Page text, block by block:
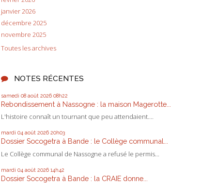
janvier 2026
décembre 2025
novembre 2025
Toutes les archives
NOTES RÉCENTES
samedi 08 août 2026 08h22
Rebondissement à Nassogne : la maison Magerotte...
L'histoire connaît un tournant que peu attendaient....
mardi 04 août 2026 20h03
Dossier Socogetra à Bande : le Collège communal...
Le Collège communal de Nassogne a refusé le permis...
mardi 04 août 2026 14h42
Dossier Socogetra à Bande : la CRAIE donne...